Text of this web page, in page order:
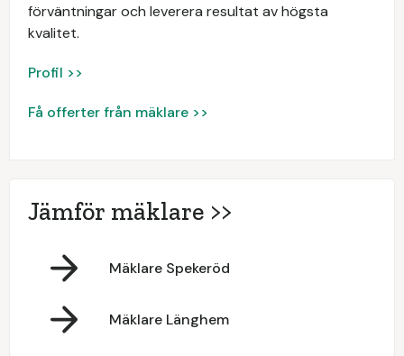
förväntningar och leverera resultat av högsta
kvalitet.
Profil >>
Få offerter från mäklare >>
Jämför mäklare >>
Mäklare Spekeröd
Mäklare Länghem